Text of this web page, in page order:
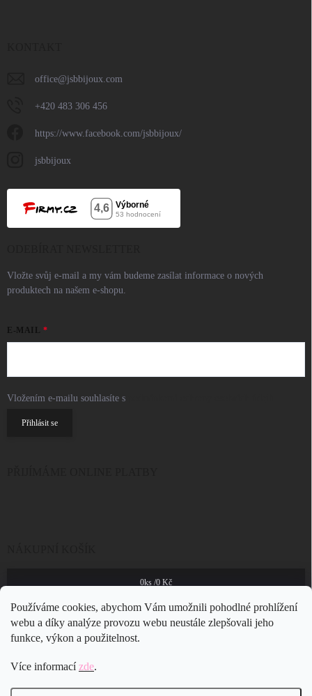
Používáme cookies, abychom Vám umožnili pohodlné prohlížení
webu a díky analýze provozu webu neustále zlepšovali jeho
funkce, výkon a použitelnost.
Více informacízde.
office@jsbbijoux.com
+420 483 306 456
https://www.facebook.com/jsbbijoux/
jsbbijoux
Vložte svůj e-mail a my vám budeme zasílat informace o nových
produktech na našem e-shopu.
E-MAIL
Vložením e-mailu souhlasíte s
Přihlásit se
0ks /0 Kč